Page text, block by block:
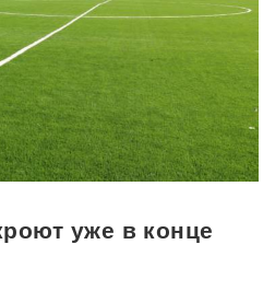
уже в конце